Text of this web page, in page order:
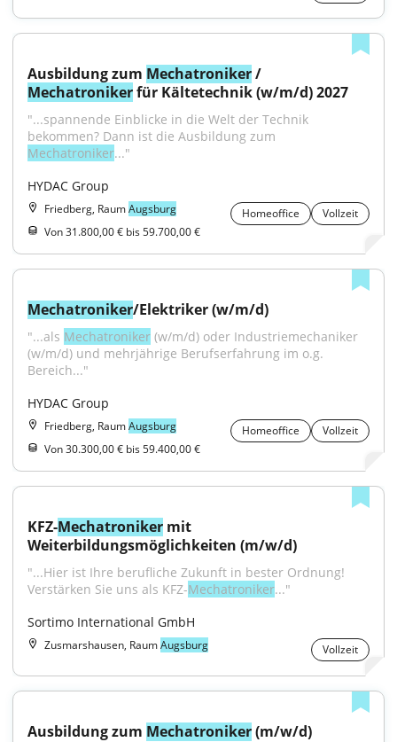
Ausbildung zum Mechatroniker
Mechatroniker für Kältetechnik (w/m/d) 2027
"...spannende Einblicke in die Welt der Technik
Mechatroniker..."
HYDAC Group
Friedberg, RaumAugsburg Homeoffice
Vollzeit
Von 31.800,00 € bis 59.700,00 €
Mechatroniker/Elektriker (w/m/d)
"...als Mechatroniker (w/m/d) oder Industriemechaniker
(w/m/d) und mehrjährige Berufserfahrung im o.g.
Bereich..."
HYDAC Group
Friedberg, RaumAugsburg Homeoffice
Vollzeit
Von 30.300,00 € bis 59.400,00 €
KFZ-Mechatroniker mit
Weiterbildungsmöglichkeiten (m/w/d)
"...Hier ist Ihre berufliche Zukunft in bester Ordnung!
Verstärken Sie uns als KFZ-Mechatroniker..."
Sortimo International GmbH
Zusmarshausen, RaumAugsburg Vollzeit
Ausbildung zum Mechatroniker (m/w/d)